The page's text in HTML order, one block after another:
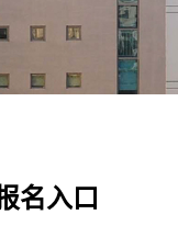
名入口